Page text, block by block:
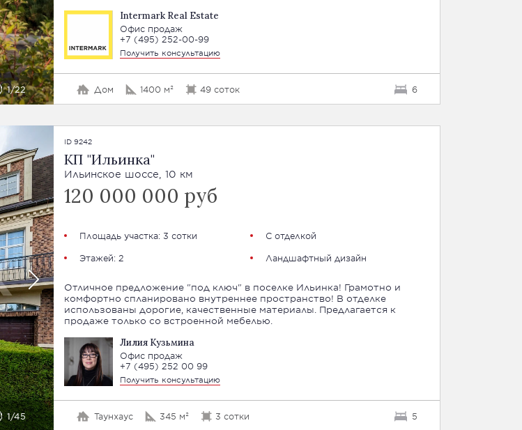
1 22
Intermark Real Estate
Офис продаж
+7 (495) 252-00-99
Получить консультацию
Дом 1400 м² 49 соток 6
1 45
ID 9242
КП "Ильинка"
Ильинское шоссе, 10 км
120 000 000 руб
Площадь участка: 3 сотки
С отделкой
Этажей: 2
Ландшафтный дизайн
Отличное предложение "под ключ" в поселке Ильинка! Грамотно и
комфортно спланировано внутреннее пространство! В отделке
использованы дорогие, качественные материалы. Предлагается к
продаже только со встроенной мебелью.
Лилия Кузьмина
Офис продаж
+7 (495) 252 00 99
Получить консультацию
Таунхаус 345 м² 3 сотки 5